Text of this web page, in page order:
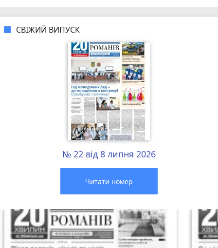
СВІЖИЙ ВИПУСК
№ 22 від 8 липня 2026
Читати номер